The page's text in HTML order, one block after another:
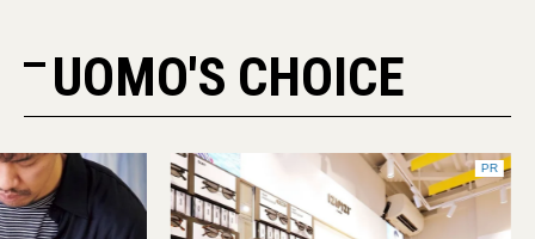
UOMO'S CHOICE
PR